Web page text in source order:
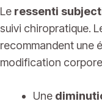
Le ressenti
suivi chiropratique.
recommandent une
modification
Une